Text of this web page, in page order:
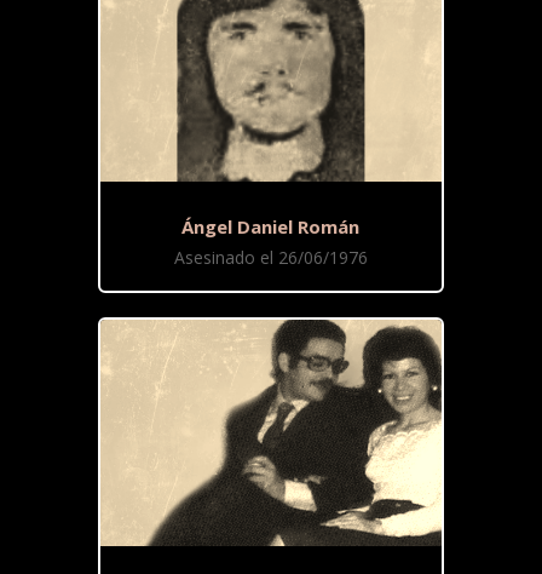
Ángel Daniel Román
Asesinado el 26/06/1976